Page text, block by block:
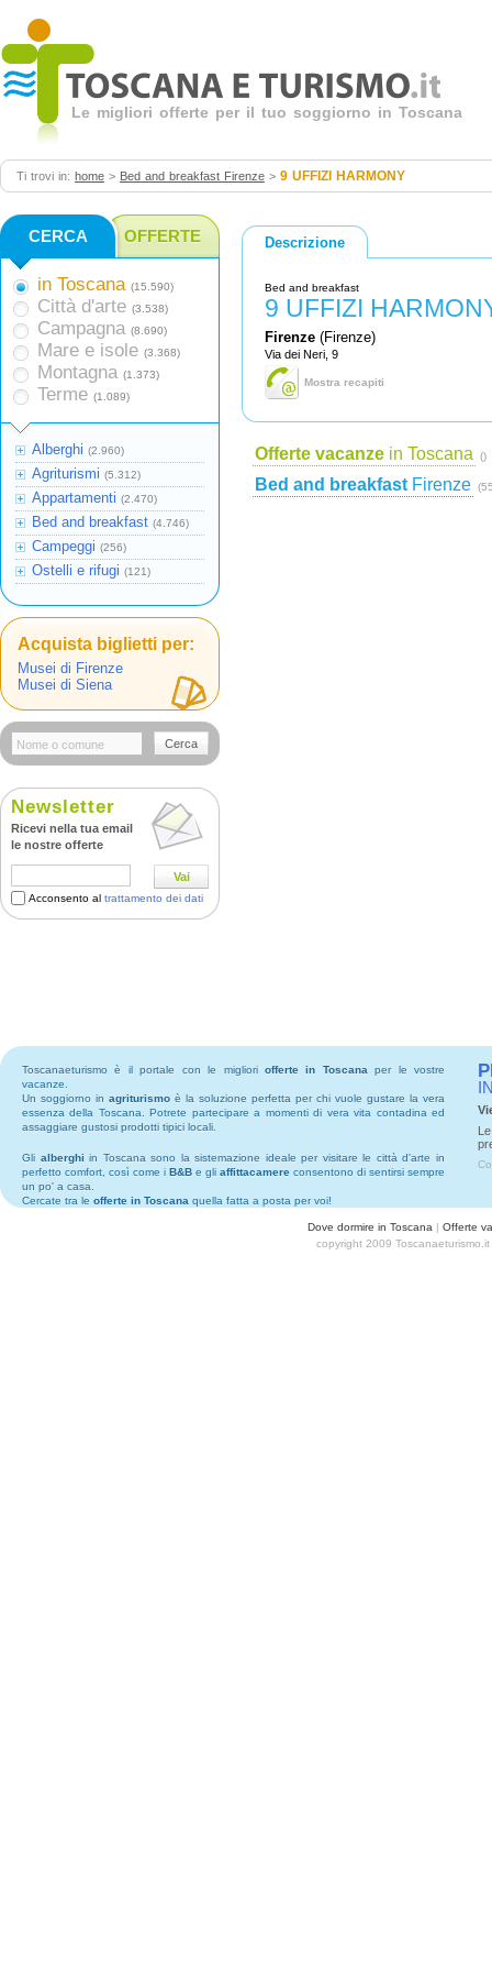
Le migliori offerte per il tuo soggiorno in Toscana
Ti trovi in: home > Bed and breakfast Firenze > 9 UFFIZI HARMONY
Descrizione
Bed and breakfast
9 UFFIZI
Firenze (Firenze)
Via dei Neri, 9
Mostra recapiti
Offerte vacanze in Toscana ()
Bed and breakfast Firenze
CERCA OFFERTE
in Toscana (15.590)
Città d'arte (3.538)
Campagna (8.690)
Mare e isole (3.368)
Montagna (1.373)
Terme (1.089)
Alberghi (2.960)
Agriturismi (5.312)
Appartamenti (2.470)
Bed and breakfast (4.746)
Campeggi (256)
Ostelli e rifugi (121)
Acquista biglietti per:
Musei di Firenze
Musei di Siena
Cerca
Newsletter
Ricevi nella tua email
le nostre offerte
Vai
Acconsento al trattamento dei dati
Toscanaeturismo è il portale con le migliori offerte in Toscana per le vostre
vacanze.
Un soggiorno in agriturismo è la soluzione perfetta per chi vuole gustare la vera
essenza della Toscana. Potrete partecipare a momenti di vera vita contadina ed
assaggiare gustosi prodotti tipici locali.
Gli alberghi in Toscana sono la sistemazione ideale per visitare le città d'arte in
perfetto comfort, così come i B&B e gli affittacamere consentono di sentirsi sempre
un po' a casa.
Cercate tra le offerte in Toscana quella fatta a posta per voi!
Dove dormire in Toscana | Offerte
copyright 2009